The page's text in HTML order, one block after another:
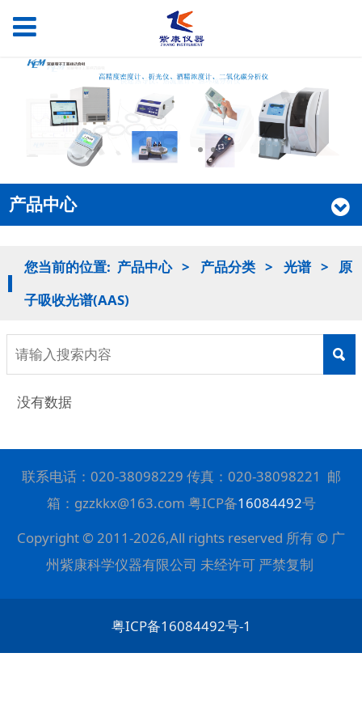
产品中心
您当前的位置: 产品中心 > 产品分类 > 光谱 >
原
子吸收光谱(AAS)
没有数据
联系电话： 020-38098229 传真： 020-38098221 邮
箱：gzzkkx@163.com 粤ICP备16084492号
Copyright © 2011-2026,All rights reserved 所有 © 广
州紫康科学仪器有限公司 未经许可 严禁复制
粤ICP备16084492号-1